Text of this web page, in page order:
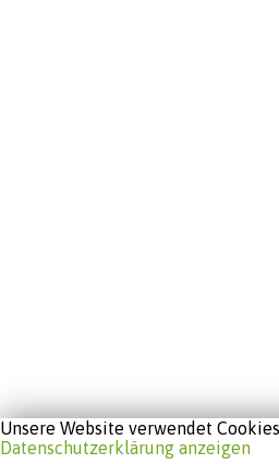
Unsere Website verwendet
Datenschutzerklärung anzeigen